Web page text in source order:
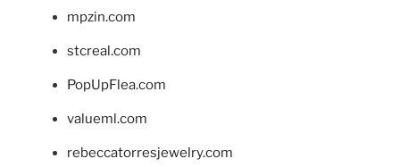
mpzin.com
stcreal.com
PopUpFlea.com
valueml.com
rebeccatorresjewelry.com